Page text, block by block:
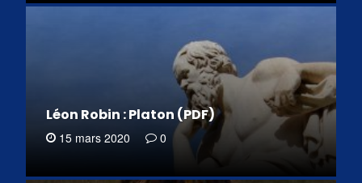
Léon Robin : Platon (PDF)
15 mars 2020 0